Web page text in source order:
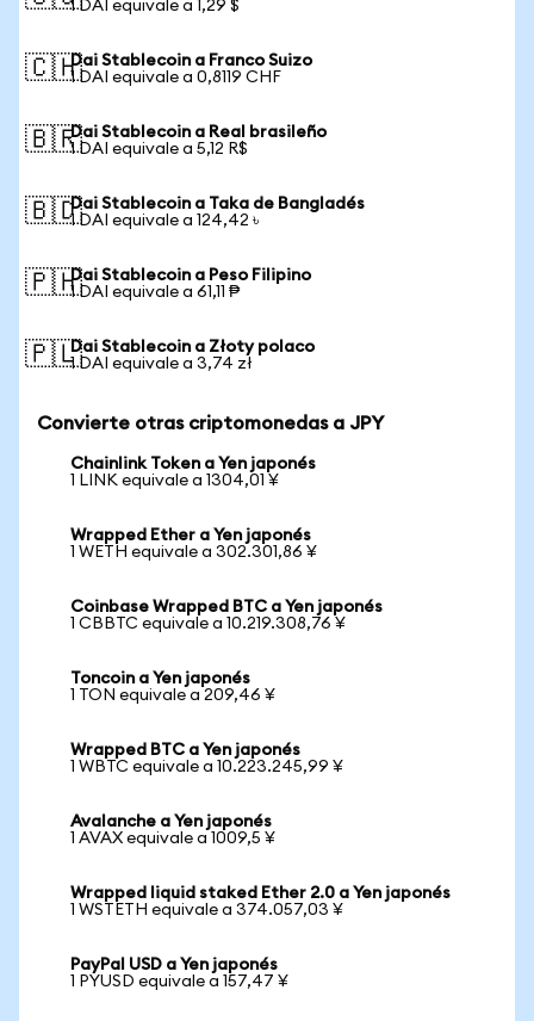
1 DAI equivale a 1,29 $
🇨🇭Dai Stablecoin a Franco Suizo
1 DAI equivale a 0,8119 CHF
🇧🇷Dai Stablecoin a Real brasileño
1 DAI equivale a 5,12 R$
🇧🇩Dai Stablecoin a Taka de Bangladés
1 DAI equivale a 124,42 ৳
🇵🇭Dai Stablecoin a Peso Filipino
1 DAI equivale a 61,11 ₱
🇵🇱Dai Stablecoin a Złoty polaco
1 DAI equivale a 3,74 zł
Convierte otras criptomonedas a JPY
Chainlink Token a Yen japonés
1 LINK equivale a 1304,01 ¥
Wrapped Ether a Yen japonés
1 WETH equivale a 302.301,86 ¥
Coinbase Wrapped BTC a Yen japonés
1 CBBTC equivale a 10.219.308,76 ¥
Toncoin a Yen japonés
1 TON equivale a 209,46 ¥
Wrapped BTC a Yen japonés
1 WBTC equivale a 10.223.245,99 ¥
Avalanche a Yen japonés
1 AVAX equivale a 1009,5 ¥
Wrapped liquid staked Ether 2.0 a Yen japonés
1 WSTETH equivale a 374.057,03 ¥
PayPal USD a Yen japonés
1 PYUSD equivale a 157,47 ¥